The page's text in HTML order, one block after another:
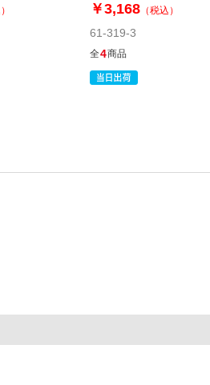
￥3,168 （税込）
61-319-3
全4商品